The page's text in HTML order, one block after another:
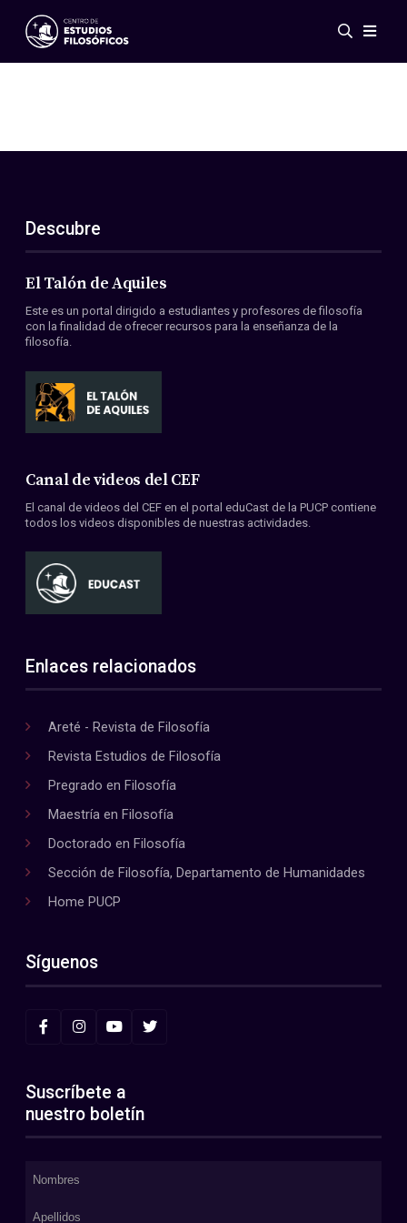
Eventos
ES
EN
Acerca de nosotros
Miembros
Convenios
Descubre
El Talón de Aquiles
Este es un portal dirigido a estudiantes y profesores de filosofía
con la finalidad de ofrecer recursos para la enseñanza de la
filosofía.
Canal de videos del CEF
El canal de videos del CEF en el portal eduCast de la PUCP contiene
todos los videos disponibles de nuestras actividades.
Enlaces relacionados
Areté - Revista de Filosofía
Revista Estudios de Filosofía
Pregrado en Filosofía
Maestría en Filosofía
Doctorado en Filosofía
Sección de Filosofía, Departamento de Humanidades
Home PUCP
Síguenos
Suscríbete a
nuestro boletín